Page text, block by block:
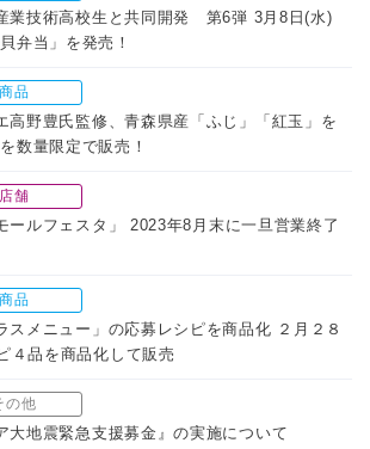
業技術高校生と共同開発 第6弾 3月8日(水)
弁当」を発売！
商品
高野豊氏監修、青森県産「ふじ」「紅玉」を
数量限定で販売！
店舗
ールフェスタ」 2023年8月末に一旦営業終了
商品
スメニュー」の応募レシピを商品化 ２月２８
４品を商品化して販売
の他
大地震緊急支援募金』の実施について